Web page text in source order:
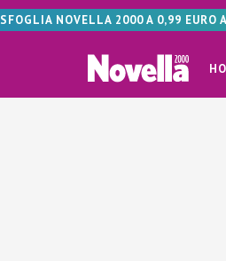
SFOGLIA NOVELLA 2000 A 0,99 EURO